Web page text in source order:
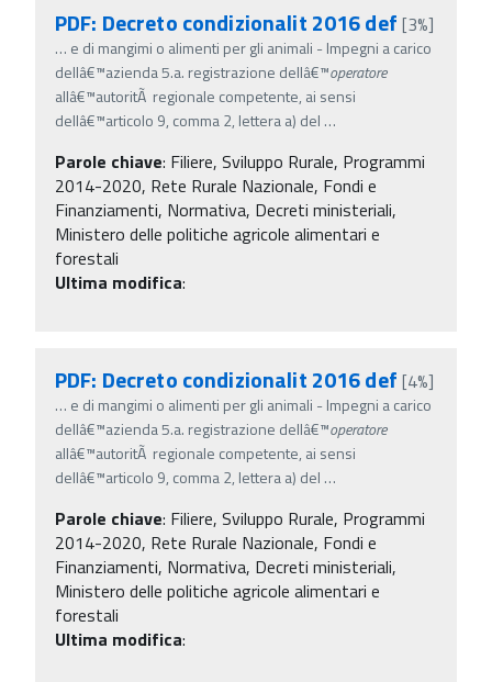
PDF: Decreto condizionalit 2016 def [3%]
… e di mangimi o alimenti per gli animali - Impegni a carico
dellâ€™azienda 5.a. registrazione dellâ€™operatore
allâ€™autoritÃ regionale competente, ai sensi
dellâ€™articolo 9, comma 2, lettera a) del …
Parole chiave: Filiere, Sviluppo Rurale, Programmi
2014-2020, Rete Rurale Nazionale, Fondi e
Finanziamenti, Normativa, Decreti ministeriali,
Ministero delle politiche agricole alimentari e
forestali
Ultima modifica:
PDF: Decreto condizionalit 2016 def [4%]
… e di mangimi o alimenti per gli animali - Impegni a carico
dellâ€™azienda 5.a. registrazione dellâ€™operatore
allâ€™autoritÃ regionale competente, ai sensi
dellâ€™articolo 9, comma 2, lettera a) del …
Parole chiave: Filiere, Sviluppo Rurale, Programmi
2014-2020, Rete Rurale Nazionale, Fondi e
Finanziamenti, Normativa, Decreti ministeriali,
Ministero delle politiche agricole alimentari e
forestali
Ultima modifica: